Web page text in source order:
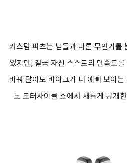
커스텀 파츠는 남들과 다른 무언가를
있지만, 결국 자신 스스로의 만족도
바꿔 달아도 바이크가 더 예뻐 보이
노 모터사이클 쇼에서 새롭게 공개